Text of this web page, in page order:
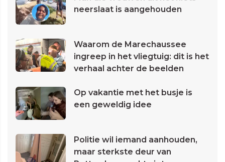
neerslaat is aangehouden
Waarom de Marechaussee
ingreep in het vliegtuig: dit is het
verhaal achter de beelden
Op vakantie met het busje is
een geweldig idee
Politie wil iemand aanhouden,
maar sterkste deur van